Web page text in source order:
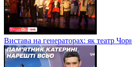
Вистава на генераторах: як театр